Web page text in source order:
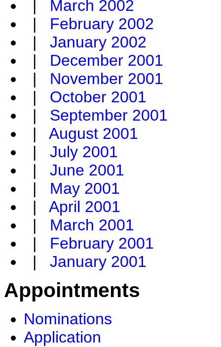
| March 2002
| February 2002
| January 2002
| December 2001
| November 2001
| October 2001
| September 2001
| August 2001
| July 2001
| June 2001
| May 2001
| April 2001
| March 2001
| February 2001
| January 2001
Appointments
Nominations
Application